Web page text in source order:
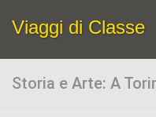
Viaggi di Classe
Storia e Arte: A